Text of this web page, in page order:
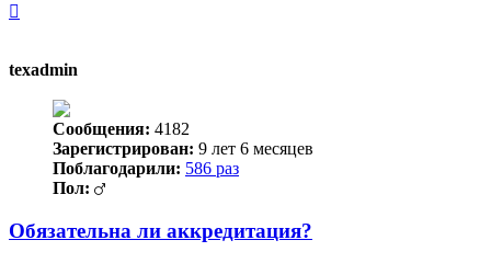
texadmin
Сообщения: 4182
Зарегистрирован: 9 лет 6 месяцев
Поблагодарили: 586 раз
Пол:
Обязательна ли аккредитация?